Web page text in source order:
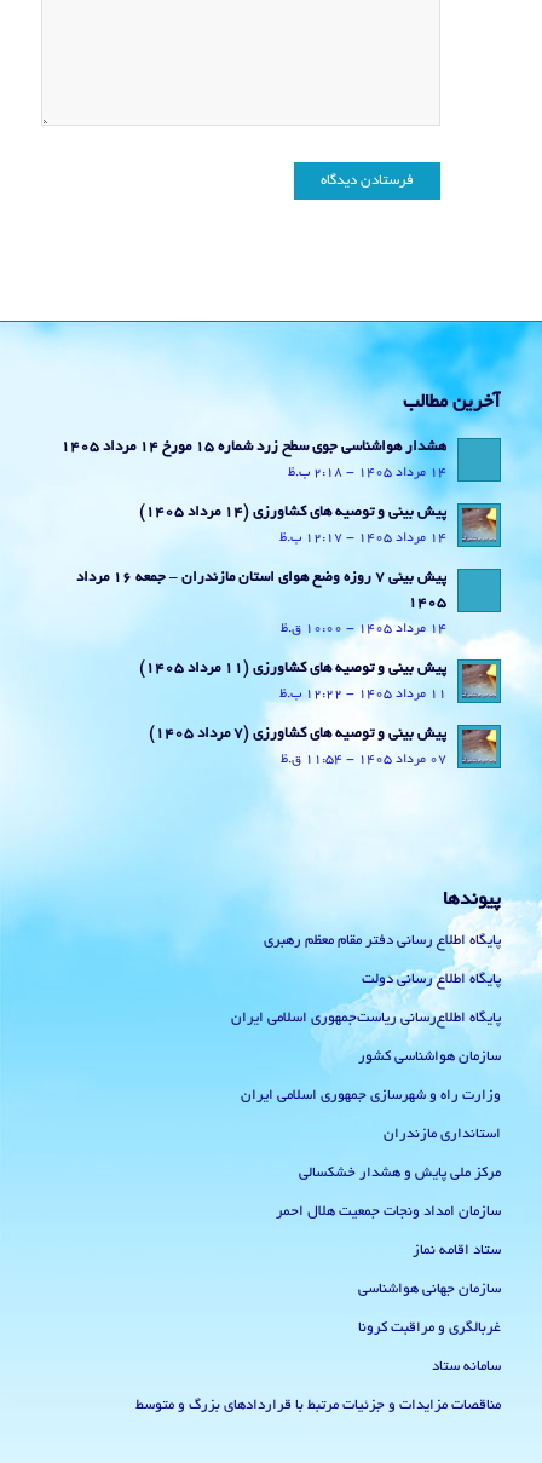
آخرین مطالب
هشدار هواشناسی جوی سطح زرد شماره 15 مورخ 14 مرداد 1405
14 مرداد 1405 - 2:18 ب.ظ
پیش بینی و توصیه های کشاورزی (14 مرداد ۱۴۰۵)
14 مرداد 1405 - 12:17 ب.ظ
پیش بینی 7 روزه وضع هوای استان مازندران – جمعه 16 مرداد
1405
14 مرداد 1405 - 10:00 ق.ظ
پیش بینی و توصیه های کشاورزی (11 مرداد ۱۴۰۵)
11 مرداد 1405 - 12:22 ب.ظ
پیش بینی و توصیه های کشاورزی (7 مرداد ۱۴۰۵)
07 مرداد 1405 - 11:54 ق.ظ
پیوندها
پایگاه اطلاع رسانی دفتر مقام معظم رهبری
پایگاه اطلاع رسانی دولت
پایگاه اطلاع‌رسانی ریاست‌جمهوری اسلامی ایران
سازمان هواشناسی کشور
وزارت راه و شهرسازی جمهوری اسلامی ایران
استانداری مازندران
مرکز ملی پایش و هشدار خشکسالی
سازمان امداد ونجات جمعیت هلال احمر
ستاد اقامه نماز
سازمان جهانی هواشناسی
غربالگری و مراقبت کرونا
سامانه ستاد
مناقصات مزایدات و جزئیات مرتبط با قراردادهای بزرگ و متوسط